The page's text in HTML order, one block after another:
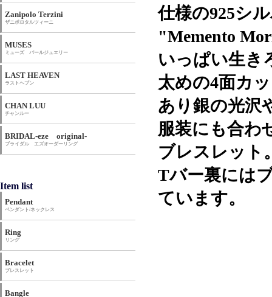
仕様の925シ
"Memento
いっぱい生き
太めの4面カ
あり銀の光沢
服装にも合わ
ブレスレット
Tバー裏には
ています。
Zanipolo Terzini
ザニポロタルツィーニ
MUSES
ミューズ パールジュエリー
LAST HEAVEN
ラストヘブン
CHAN LUU
チャンルー
BRIDAL-eze original-
ブライダル エズオーダーリング
Item list
Pendant
ペンダント/ネックレス
Ring
リング
Bracelet
ブレスレット
Bangle